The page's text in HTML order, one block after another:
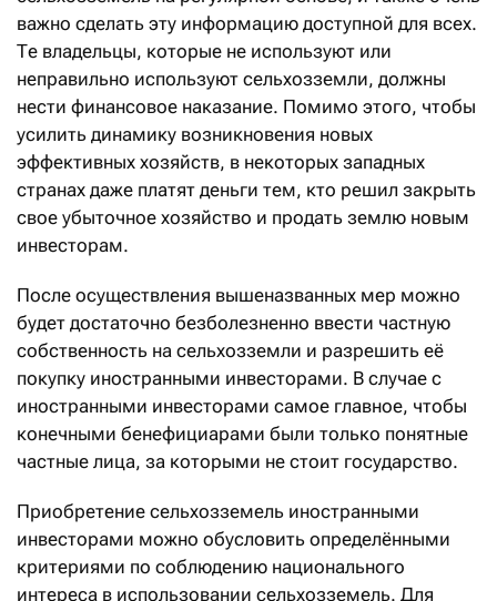
важно сделать эту информацию доступной для всех.
Те владельцы, которые не используют или
неправильно используют сельхозземли, должны
нести финансовое наказание. Помимо этого, чтобы
усилить динамику возникновения новых
эффективных хозяйств, в некоторых западных
странах даже платят деньги тем, кто решил закрыть
свое убыточное хозяйство и продать землю новым
инвесторам.
После осуществления вышеназванных мер можно
будет достаточно безболезненно ввести частную
собственность на сельхозземли и разрешить её
покупку иностранными инвесторами. В случае с
иностранными инвесторами самое главное, чтобы
конечными бенефициарами были только понятные
частные лица, за которыми не стоит государство.
Приобретение сельхозземель иностранными
инвесторами можно обусловить определёнными
критериями по соблюдению национального
интереса в использовании сельхозземель. Для